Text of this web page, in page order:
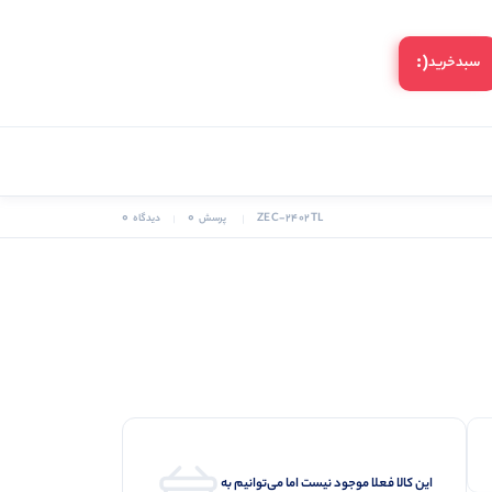
سبد‌خرید(:
ZEC-2402TL پرسش 0 دیدگاه 0
این کالا فعلا موجود نیست اما می‌توانیم به